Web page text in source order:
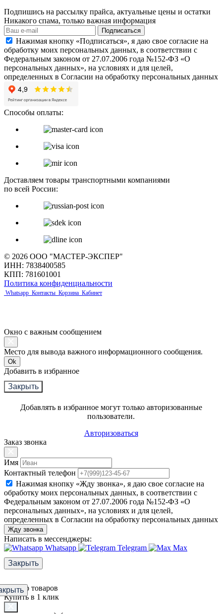
Подпишись на рассылку прайса, актуальные цены и остатки
Никакого спама, только важная информация
Подписаться
Нажимая кнопку «Подписаться», я даю свое согласие на
обработку моих персональных данных, в соответствии с
Федеральным законом от 27.07.2006 года №152-ФЗ «О
персональных данных», на условиях и для целей,
определенных в Согласии на обработку персональных данных
Способы оплаты:
Доставляем товары транспортными компаниями
по всей России:
© 2026 ООО "МАСТЕР-ЭКСПЕР"
ИНН: 7838400585
КПП: 781601001
Политика конфиденциальности
Whatsapp Контакты Корзина Кабинет
Окно с важным сообщением
Место для вывода важного информационного сообщения.
Ok
Добавить в избранное
Закрыть
Добавлять в избранное могут только авторизованные
пользователи.
Авторизоваться
Заказ звонка
Имя
Контактный телефон
Нажимая кнопку «Жду звонка», я даю свое согласие на
обработку моих персональных данных, в соответствии с
Федеральным законом от 27.07.2006 года №152-ФЗ «О
персональных данных», на условиях и для целей,
определенных в Согласии на обработку персональных данных
Жду звонка
Написать в мессенджеры:
Whatsapp
Telegram
Max
Закрыть
Фильтр товаров
Купить в 1 клик